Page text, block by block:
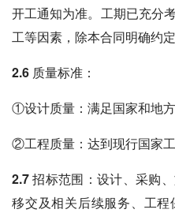
开工通知为准。工期已充分
工等因素，除本合同明确约
2.6 质量标准：
①设计质量：满足国家和地
②工程质量：达到现行国家
2.7 招标范围 ：设计、采购
移交及相关后续服务、工